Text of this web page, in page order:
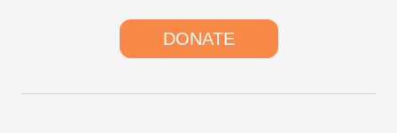
DONATE